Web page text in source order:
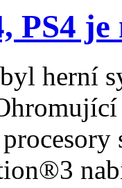
PS4 je
herní